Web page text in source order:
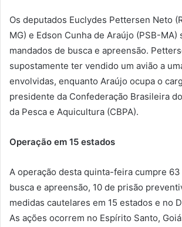
Os deputados Euclydes Pettersen Neto
MG) e Edson Cunha de Araújo (PSB-MA)
mandados de busca e apreensão.
supostamente ter vendido um avião a
envolvidas, enquanto Araújo ocupa o
presidente da Confederação Brasileira
da Pesca e Aquicultura (CBPA).
Operação em 15 estados
A operação desta quinta-feira cumpre 63
busca e apreensão, 10 de prisão
medidas cautelares em 15 estados e no
As ações ocorrem no Espírito Santo,